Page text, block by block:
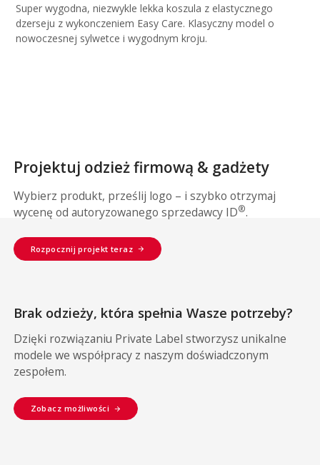
Super wygodna, niezwykle lekka koszula z elastycznego
dzerseju z wykonczeniem Easy Care. Klasyczny model o
nowoczesnej sylwetce i wygodnym kroju.
Projektuj odzież firmową & gadżety
Wybierz produkt, prześlij logo – i szybko otrzymaj
wycenę od autoryzowanego sprzedawcy ID®.
Rozpocznij projekt teraz
Brak odzieży, która spełnia Wasze potrzeby?
Dzięki rozwiązaniu Private Label stworzysz unikalne
modele we współpracy z naszym doświadczonym
zespołem.
Zobacz możliwości